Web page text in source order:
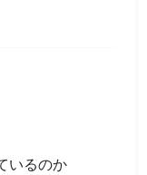
いるのか